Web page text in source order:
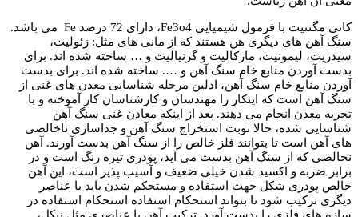
کانی مگنتیت با فرمول شیمیایی Fe3o4، دارای 72 درصد Fe می باشد.
سنگ آهن های دیگری هن هستند که از مانی های مثل: زئولیت،
سیدریت، لیمونیت، مارکالیت و گرنیالیت و … ساخته شده اند. برای
بدست آوردن منابع خام سنگ آهن و …. ساخته شده اند. برای بدست
آوردن منابع خام سنگ آهن، ادلین مرحله شناسایی معدن های غنی از
سنگ آهن است که اینکار را مهندسان و کارشناسان کار آموخته و با
تجربه معدن انجام می دهند. بعد از اینکه معادن غنی سنگ آهن
شناسایی شده، حالا نوبت استخراج سنگ آهن و جداسازی ناخالصی
های آهن است تا بتوانند فلز خالص را از سنگ آهن بدست آورند. آهن
نخالصی که از سنگ آهن بدست می آید، پودری تیره رنگ است و در
برابر ضربه و اکسید شدن خیلی ضعیف و آسیب پذیر است، این آهن
خالص پودری شکل جهت استفاده و مستحکم شدن باید با عناصر
دیگری ترکیب شود تا بتواند استحکام استفاده استحکام استفاده در
سازه های فلزی را بدست آورد. ترکیب آهن با عناصری مثل نیکل،